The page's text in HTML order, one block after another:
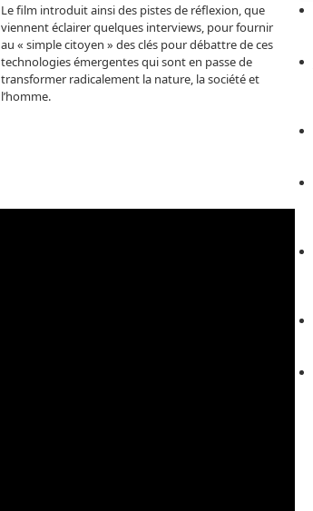
Le film introduit ainsi des pistes de réflexion, que
viennent éclairer quelques interviews, pour fournir
au « simple citoyen » des clés pour débattre de ces
technologies émergentes qui sont en passe de
transformer radicalement la nature, la société et
l’homme.